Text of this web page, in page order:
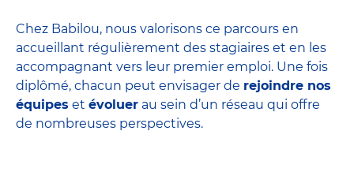
Chez Babilou, nous valorisons ce parcours en
accueillant régulièrement des stagiaires et en les
accompagnant vers leur premier emploi. Une fois
diplômé, chacun peut envisager de rejoindre nos
équipes et évoluer au sein d’un réseau qui offre
de nombreuses perspectives.